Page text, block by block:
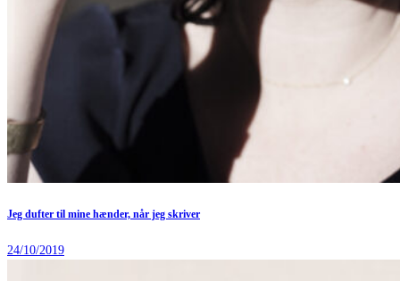
Jeg dufter til mine hænder, når jeg skriver
24/10/2019